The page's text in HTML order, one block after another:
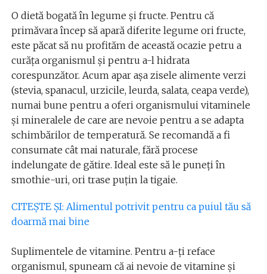
O dietă bogată în legume şi fructe. Pentru că
primăvara încep să apară diferite legume ori fructe,
este păcat să nu profităm de această ocazie petru a
curăţa organismul şi pentru a-l hidrata
corespunzător. Acum apar aşa zisele alimente verzi
(stevia, spanacul, urzicile, leurda, salata, ceapa verde),
numai bune pentru a oferi organismului vitaminele
şi mineralele de care are nevoie pentru a se adapta
schimbărilor de temperatură. Se recomandă a fi
consumate cât mai naturale, fără procese
indelungate de gătire. Ideal este să le puneţi în
smothie-uri, ori trase puţin la tigaie.
CITEŞTE ŞI: Alimentul potrivit pentru ca puiul tău să
doarmă mai bine
Suplimentele de vitamine. Pentru a-ţi reface
organismul, spuneam că ai nevoie de vitamine şi